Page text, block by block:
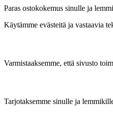
Paras ostokokemus sinulle ja
Käytämme evästeitä ja vastaavia
Varmistaaksemme, että sivusto
Tarjotaksemme sinulle ja